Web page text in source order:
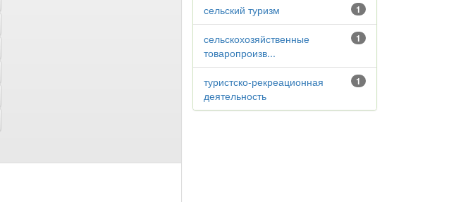
1
сельский туризм
1
сельскохозяйственные
товаропроизв...
1
туристско-рекреационная
деятельность